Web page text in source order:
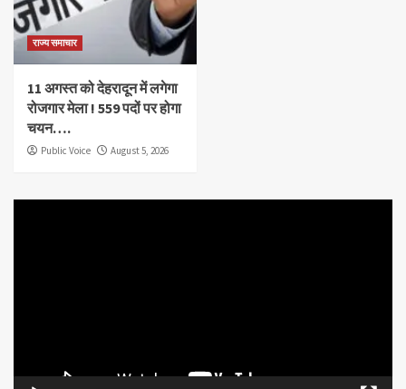
राज्य समाचार
11 अगस्त को देहरादून में लगेगा
रोजगार मेला ! 559 पदों पर होगा
चयन….
Public Voice August 5, 2026